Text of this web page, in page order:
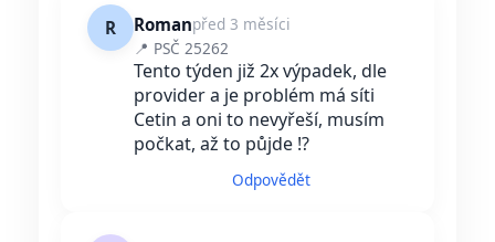
R Romanpřed 3 měsíci
📍 PSČ 25262
Tento týden již 2x výpadek, dle
provider a je problém má síti
Cetin a oni to nevyřeší, musím
počkat, až to půjde !?
Odpovědět